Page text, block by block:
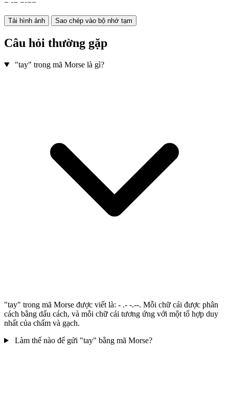
− ·− −·−−
Tải hình ảnh Sao chép vào bộ nhớ tạm
Câu hỏi thường gặp
"tay" trong mã Morse là gì?
"tay" trong mã Morse được viết là: - .- -.--. Mỗi chữ cái được phân
cách bằng dấu cách, và mỗi chữ cái tương ứng với một tổ hợp duy
nhất của chấm và gạch.
Làm thế nào để gửi "tay" bằng mã Morse?